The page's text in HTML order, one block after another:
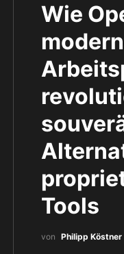
Wie
Tools
von Philipp Köstner